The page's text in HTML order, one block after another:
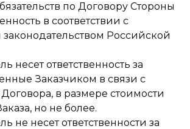
по Договору Стороны
в соответствии с
Российской
несет ответственность за
Заказчиком в связи с
в размере стоимости
но не более.
не несет ответственности за